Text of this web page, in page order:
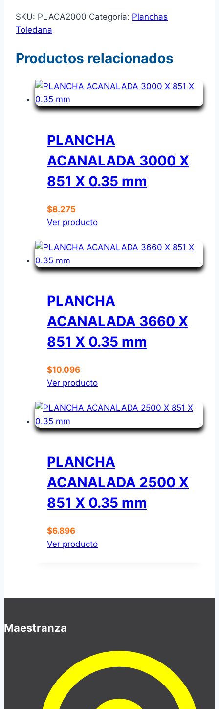
SKU: PLACA2000 Categoría: Planchas
Toledana
Productos relacionados
PLANCHA
ACANALADA 3000 X
851 X 0.35 mm
$8.275
Ver producto
PLANCHA
ACANALADA 3660 X
851 X 0.35 mm
$10.096
Ver producto
PLANCHA
ACANALADA 2500 X
851 X 0.35 mm
$6.896
Ver producto
Maestranza